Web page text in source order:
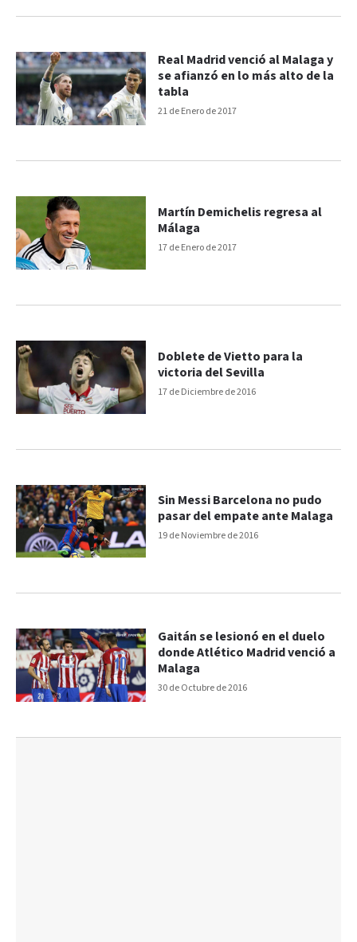
21 de Enero de 2017
Real Madrid venció al Malaga y
se afianzó en lo más alto de la
tabla
17 de Enero de 2017
Martín Demichelis regresa al
Málaga
17 de Diciembre de 2016
Doblete de Vietto para la
victoria del Sevilla
19 de Noviembre de 2016
Sin Messi Barcelona no pudo
pasar del empate ante Malaga
30 de Octubre de 2016
Gaitán se lesionó en el duelo
donde Atlético Madrid venció a
Malaga